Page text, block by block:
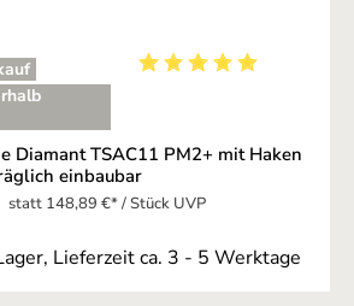
Diamant TSAC11 PM2+ mit Haken
einbaubar
statt 148,89 €* / Stück UVP
Lieferzeit ca. 3 - 5 Werktage